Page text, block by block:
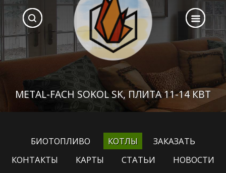
METAL-FACH SOKOL SK, ПЛИТА 11-14 КВТ
БИОТОПЛИВО КОТЛЫ
ЗАКАЗАТЬ
КОНТАКТЫ
КАРТЫ СТАТЬИ
НОВОСТИ